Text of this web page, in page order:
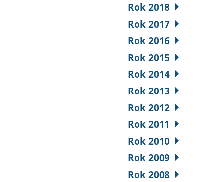
Rok 2018
Rok 2017
Rok 2016
Rok 2015
Rok 2014
Rok 2013
Rok 2012
Rok 2011
Rok 2010
Rok 2009
Rok 2008